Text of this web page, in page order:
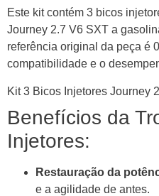
Este kit contém 3 bicos
Journey 2.7 V6 SXT a
referência original da peça é
compatibilidade e o
Kit 3 Bicos Injetores Journey
Benefícios da
Injetores:
Restauração da
e a agilidade de antes.